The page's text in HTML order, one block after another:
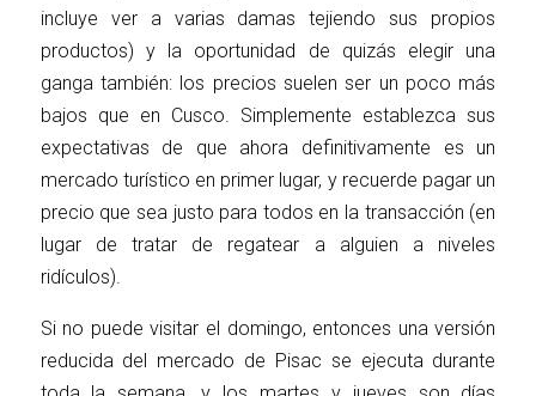
incluye ver a varias damas tejiendo sus propios
productos) y la oportunidad de quizás elegir una
ganga también: los precios suelen ser un poco más
bajos que en Cusco. Simplemente establezca sus
expectativas de que ahora definitivamente es un
mercado turístico en primer lugar, y recuerde pagar un
precio que sea justo para todos en la transacción (en
lugar de tratar de regatear a alguien a niveles
ridículos).
Si no puede visitar el domingo, entonces una versión
reducida del mercado de Pisac se ejecuta durante